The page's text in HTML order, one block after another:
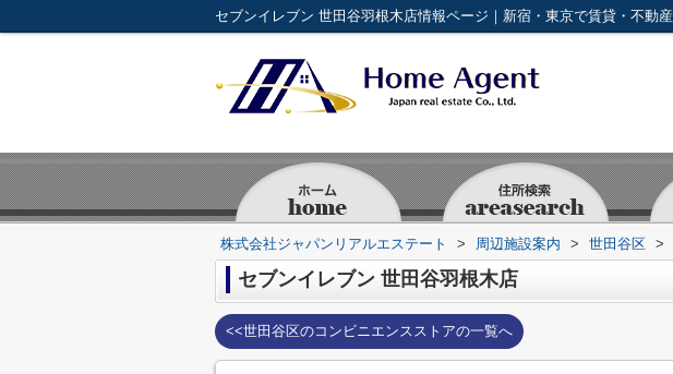
株式会社ジャパンリアルエステート > 周辺施設案内 > 世田谷区 >
セブンイレブン 世田谷羽根木店
<<世田谷区のコンビニエンスストアの一覧へ